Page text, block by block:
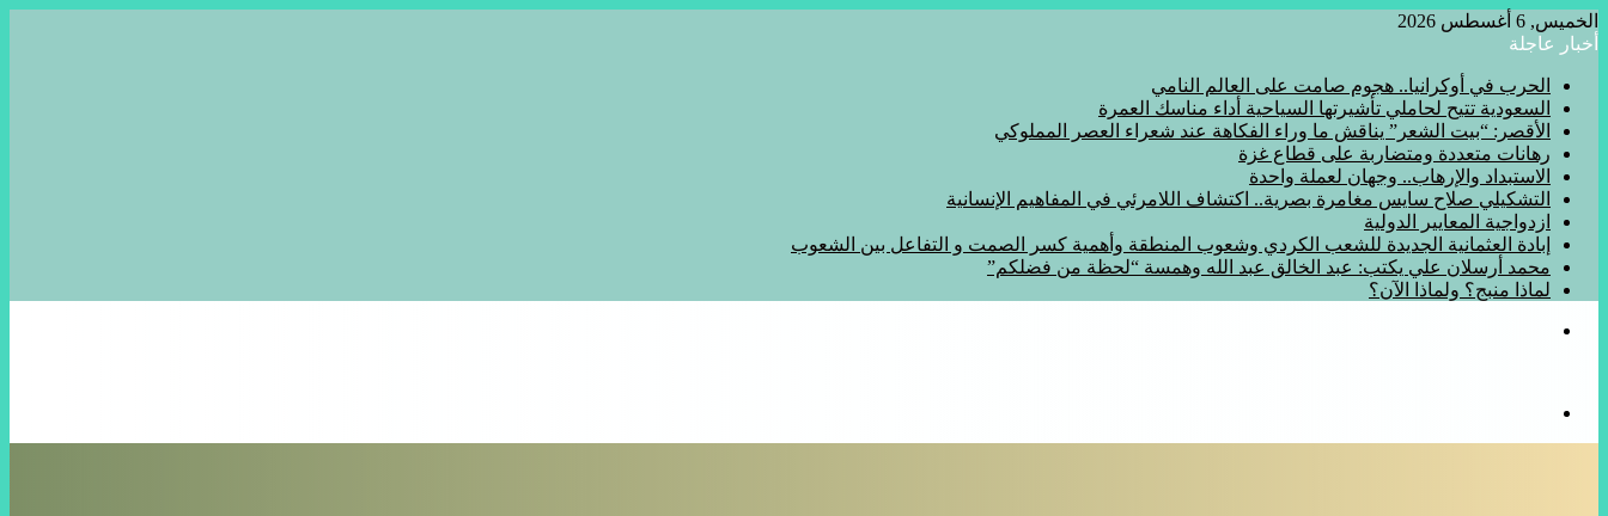
الخميس, 6 أغسطس 2026
أخبار عاجلة
الحرب في أوكرانيا.. هجوم صامت على العالم النامي
السعودية تتيح لحاملي تأشيرتها السياحية أداء مناسك العمرة
الأقصر: “بيت الشعر” يناقش ما وراء الفكاهة عند شعراء العصر المملوكي
رهانات متعددة ومتضاربة على قطاع غزة
الاستبداد والإرهاب.. وجهان لعملة واحدة
التشكيلي صلاح سايس مغامرة بصرية.. اكتشاف اللامرئي في المفاهيم الإنسانية
ازدواجية المعايير الدولية
إبادة العثمانية الجديدة للشعب الكردي وشعوب المنطقة وأهمية كسر الصمت و التفاعل بين الشعوب
محمد أرسلان علي يكتب: عبد الخالق عبد الله وهمسة “لحظة من فضلكم”
لماذا منبج؟ ولماذا الآن؟